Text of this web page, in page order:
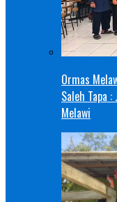
Ormas
Saleh Tapa
Melawi